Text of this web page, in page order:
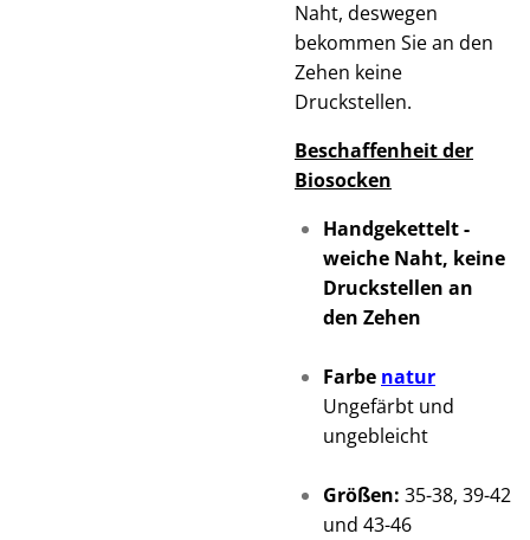
Naht, deswegen
bekommen Sie an den
Zehen keine
Druckstellen.
Beschaffenheit der
Biosocken
Handgekettelt -
weiche Naht, keine
Druckstellen an
den Zehen
Farbe natur
Ungefärbt und
ungebleicht
Größen: 35-38, 39-42
und 43-46